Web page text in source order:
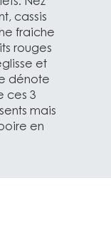
cassis
fraiche
rouges
et
dénote
ces 3
mais
en